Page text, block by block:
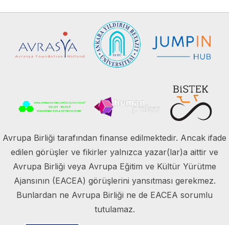
Avrupa Birliği tarafından finanse edilmektedir. Ancak ifade
edilen görüşler ve fikirler yalnızca yazar(lar)a aittir ve
Avrupa Birliği veya Avrupa Eğitim ve Kültür Yürütme
Ajansının (EACEA) görüşlerini yansıtması gerekmez.
Bunlardan ne Avrupa Birliği ne de EACEA sorumlu
tutulamaz.